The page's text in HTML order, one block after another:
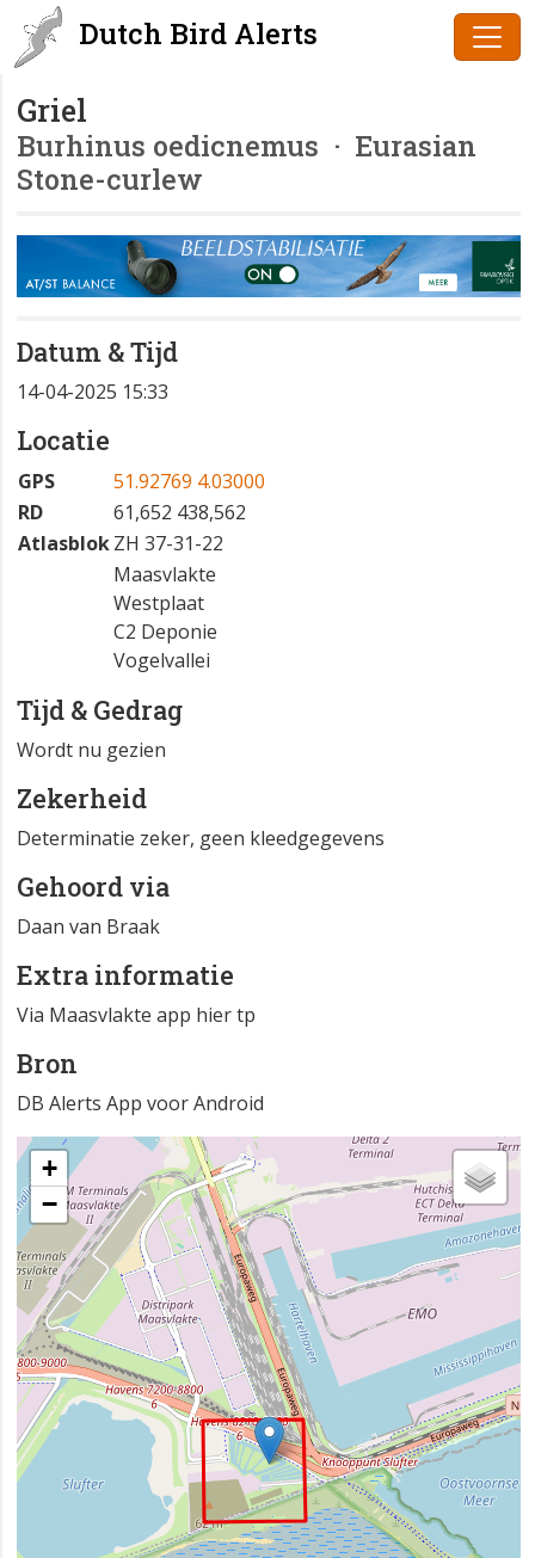
Dutch Bird Alerts
Griel
Burhinus oedicnemus · Eurasian
Stone-curlew
Datum & Tijd
14-04-2025 15:33
Locatie
GPS
51.92769 4.03000
RD
61,652 438,562
AtlasblokZH 37-31-22
Maasvlakte
Westplaat
C2 Deponie
Vogelvallei
Tijd & Gedrag
Wordt nu gezien
Zekerheid
Determinatie zeker, geen kleedgegevens
Gehoord via
Daan van Braak
Extra informatie
Via Maasvlakte app hier tp
Bron
DB Alerts App voor Android
+
−